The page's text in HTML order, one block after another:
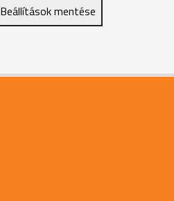
Beállítások mentése